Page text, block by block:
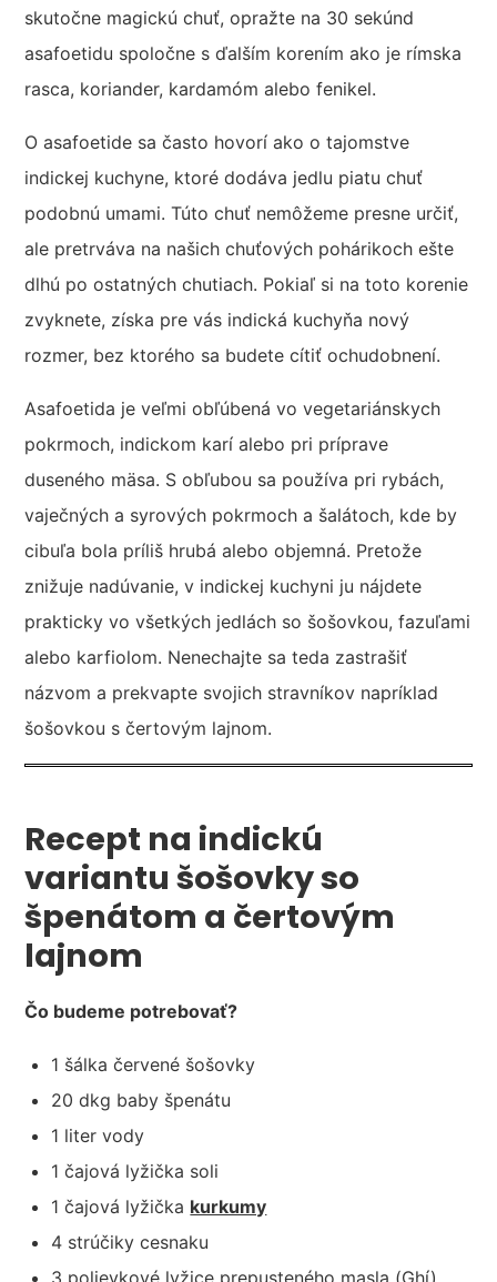
skutočne magickú chuť, opražte na 30 sekúnd
asafoetidu spoločne s ďalším korením ako je rímska
rasca, koriander, kardamóm alebo fenikel.
O asafoetide sa často hovorí ako o tajomstve
indickej kuchyne, ktoré dodáva jedlu piatu chuť
podobnú umami. Túto chuť nemôžeme presne určiť,
ale pretrváva na našich chuťových pohárikoch ešte
dlhú po ostatných chutiach. Pokiaľ si na toto korenie
zvyknete, získa pre vás indická kuchyňa nový
rozmer, bez ktorého sa budete cítiť ochudobnení.
Asafoetida je veľmi obľúbená vo vegetariánskych
pokrmoch, indickom karí alebo pri príprave
duseného mäsa. S obľubou sa používa pri rybách,
vaječných a syrových pokrmoch a šalátoch, kde by
cibuľa bola príliš hrubá alebo objemná. Pretože
znižuje nadúvanie, v indickej kuchyni ju nájdete
prakticky vo všetkých jedlách so šošovkou, fazuľami
alebo karfiolom. Nenechajte sa teda zastrašiť
názvom a prekvapte svojich stravníkov napríklad
šošovkou s čertovým lajnom.
Recept na indickú
variantu šošovky so
špenátom a čertovým
lajnom
Čo budeme potrebovať?
1 šálka červené šošovky
20 dkg baby špenátu
1 liter vody
1 čajová lyžička soli
1 čajová lyžička kurkumy
4 strúčiky cesnaku